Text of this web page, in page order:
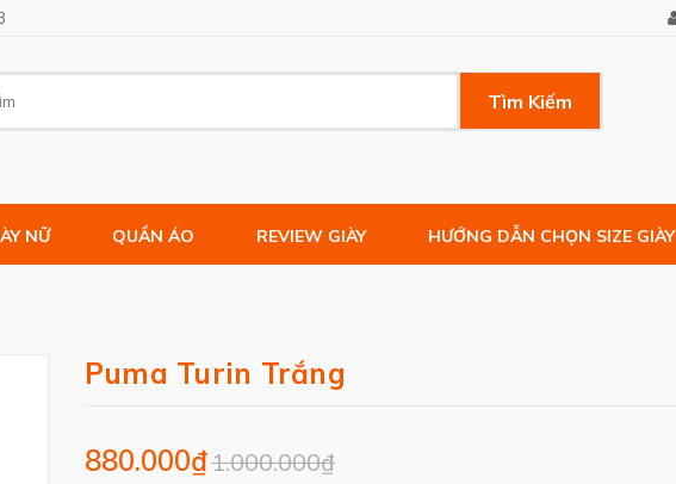
Tìm Kiếm
NỮ QUẦN ÁO REVIEW GIÀY HƯỚNG DẪN CHỌN SIZE GIÀY
Puma Turin Trắng
880.000₫1.000.000₫